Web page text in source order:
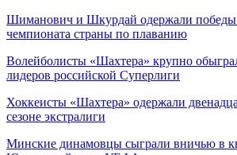
Шиманович и Шкурдай одержали победы
чемпионата страны по плаванию
Волейболисты «Шахтера» крупно
лидеров российской Суперлиги
Хоккеисты «Шахтера» одержали
сезоне экстралиги
Минские динамовцы сыграли вничью в